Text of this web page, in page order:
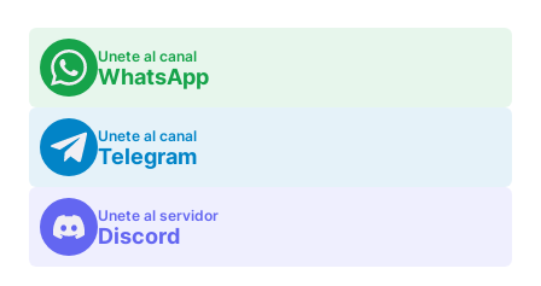
Unete al canal
WhatsApp
Unete al canal
Telegram
Unete al servidor
Discord